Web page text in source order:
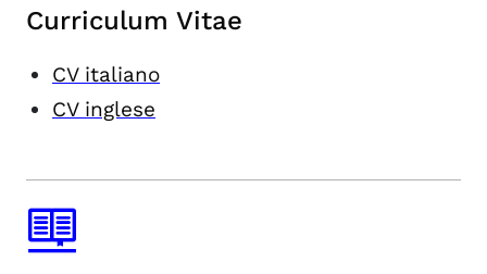
Curriculum Vitae
CV italiano
CV inglese